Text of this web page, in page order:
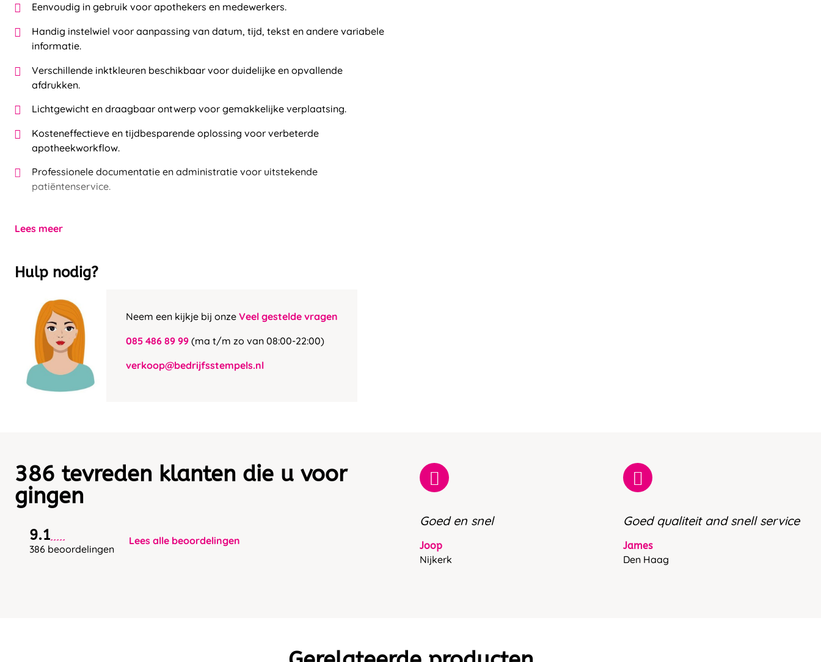
Eenvoudig in gebruik voor apothekers en medewerkers.
Handig instelwiel voor aanpassing van datum, tijd, tekst en andere variabele
informatie.
Verschillende inktkleuren beschikbaar voor duidelijke en opvallende
afdrukken.
Lichtgewicht en draagbaar ontwerp voor gemakkelijke verplaatsing.
Kosteneffectieve en tijdbesparende oplossing voor verbeterde
apotheekworkflow.
Professionele documentatie en administratie voor uitstekende
patiëntenservice.
Lees meer
Hulp nodig?
Neem een kijkje bij onze Veel gestelde vragen
085 486 89 99 (ma t/m zo van 08:00-22:00)
verkoop@bedrijfsstempels.nl
386 tevreden klanten die u voor
gingen
9.1
386 beoordelingen
Lees alle beoordelingen
Goed en snel
Joop
Nijkerk
Goed qualiteit and snell service
James
Den Haag